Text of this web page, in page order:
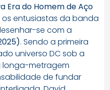
Era do Homem de Aço
entusiastas da banda
se com a
. Sendo a primeira
universo DC sob a
longa-metragem
de fundar